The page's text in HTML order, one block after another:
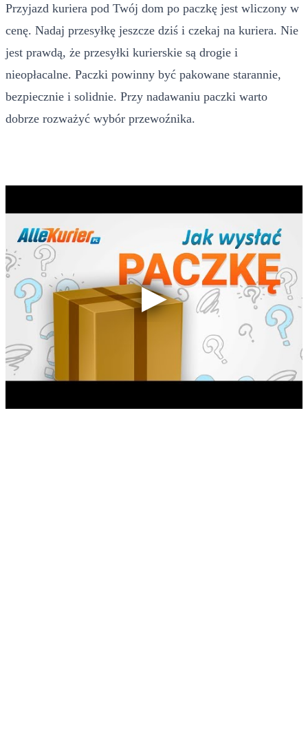
Przyjazd kuriera pod Twój dom po paczkę jest wliczony w
cenę. Nadaj przesyłkę jeszcze dziś i czekaj na kuriera. Nie
jest prawdą, że przesyłki kurierskie są drogie i
nieopłacalne. Paczki powinny być pakowane starannie,
bezpiecznie i solidnie. Przy nadawaniu paczki warto
dobrze rozważyć wybór przewoźnika.